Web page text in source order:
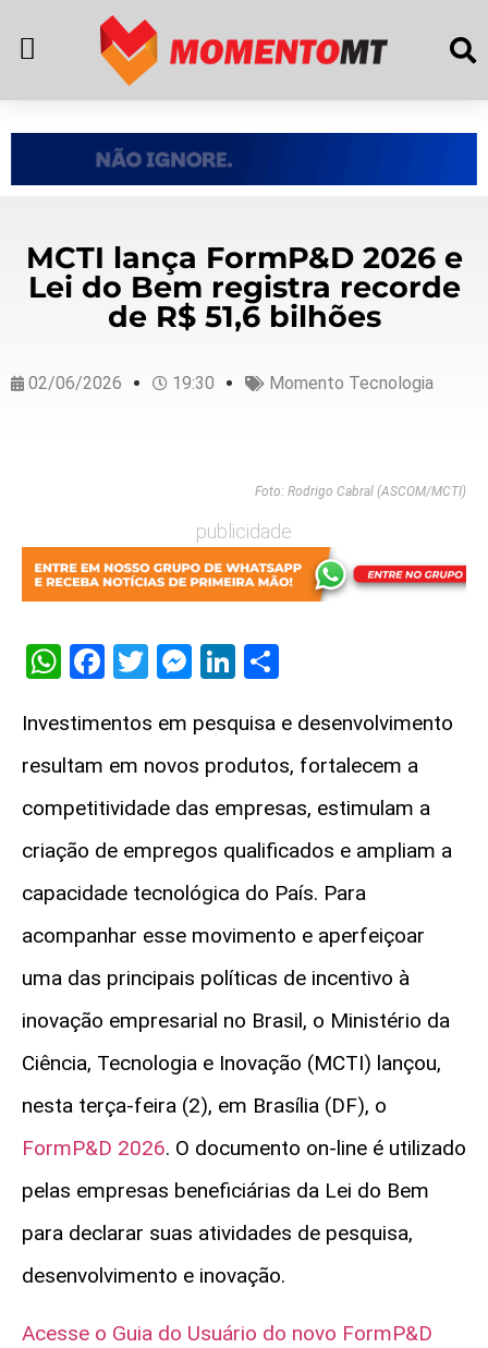
MCTI lança FormP&D 2026 e
Lei do Bem registra recorde
de R$ 51,6 bilhões
02/06/2026 19:30 Momento Tecnologia
Foto: Rodrigo Cabral (ASCOM/MCTI)
publicidade
WhatsApp
Facebook
Twitter
Messenger
LinkedIn
Investimentos em pesquisa e desenvolvimento
resultam em novos produtos, fortalecem a
competitividade das empresas, estimulam a
criação de empregos qualificados e ampliam a
capacidade tecnológica do País. Para
acompanhar esse movimento e aperfeiçoar
uma das principais políticas de incentivo à
inovação empresarial no Brasil, o Ministério da
Ciência, Tecnologia e Inovação (MCTI) lançou,
nesta terça-feira (2), em Brasília (DF), o
FormP&D 2026. O documento on-line é utilizado
pelas empresas beneficiárias da Lei do Bem
para declarar suas atividades de pesquisa,
desenvolvimento e inovação.
Acesse o Guia do Usuário do novo FormP&D